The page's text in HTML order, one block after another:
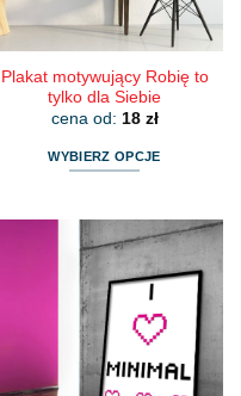
stronie
produktu
Plakat motywujący Robię to
tylko dla Siebie
cena od: 18 zł
WYBIERZ OPCJE
wiele
wariantów.
Opcje
można
wybrać
na